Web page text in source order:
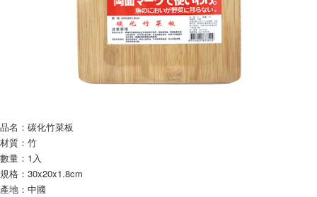
１．透過由恩沛科技股份有限公司提供之「AFTEE先享後付」服務完成之交
易，需依本服務之必要範圍內提供個人資料，並將交易相關給付款項請求債
權轉讓予恩沛科技股份有限公司。
２．關於個人資料處理事宜，請瀏覽以下網址：
https://aftee.tw/terms/#terms3
３．未成年的使用者請事先徵得法定代理人或監護人之同意方可使用
４．使用「AFTEE先享後付」時，將依據個別帳號之用戶狀況，依本公司即
時審查核予不同之上限額度；若仍有額度不足之情形，本公司將視審查結果
請求用戶進行身份認證。
５．嚴禁一人註冊多個帳號或使用他人資訊註冊。若發現惡意使用之情形，
恩沛科技股份有限公司將有權停止該用戶之使用額度並採取法律行動。
每筆NT$120，滿NT$899(含以上)免運費
品名：碳化竹菜板
材質：竹
數量：1入
規格：30x20x1.8cm
產地：中國